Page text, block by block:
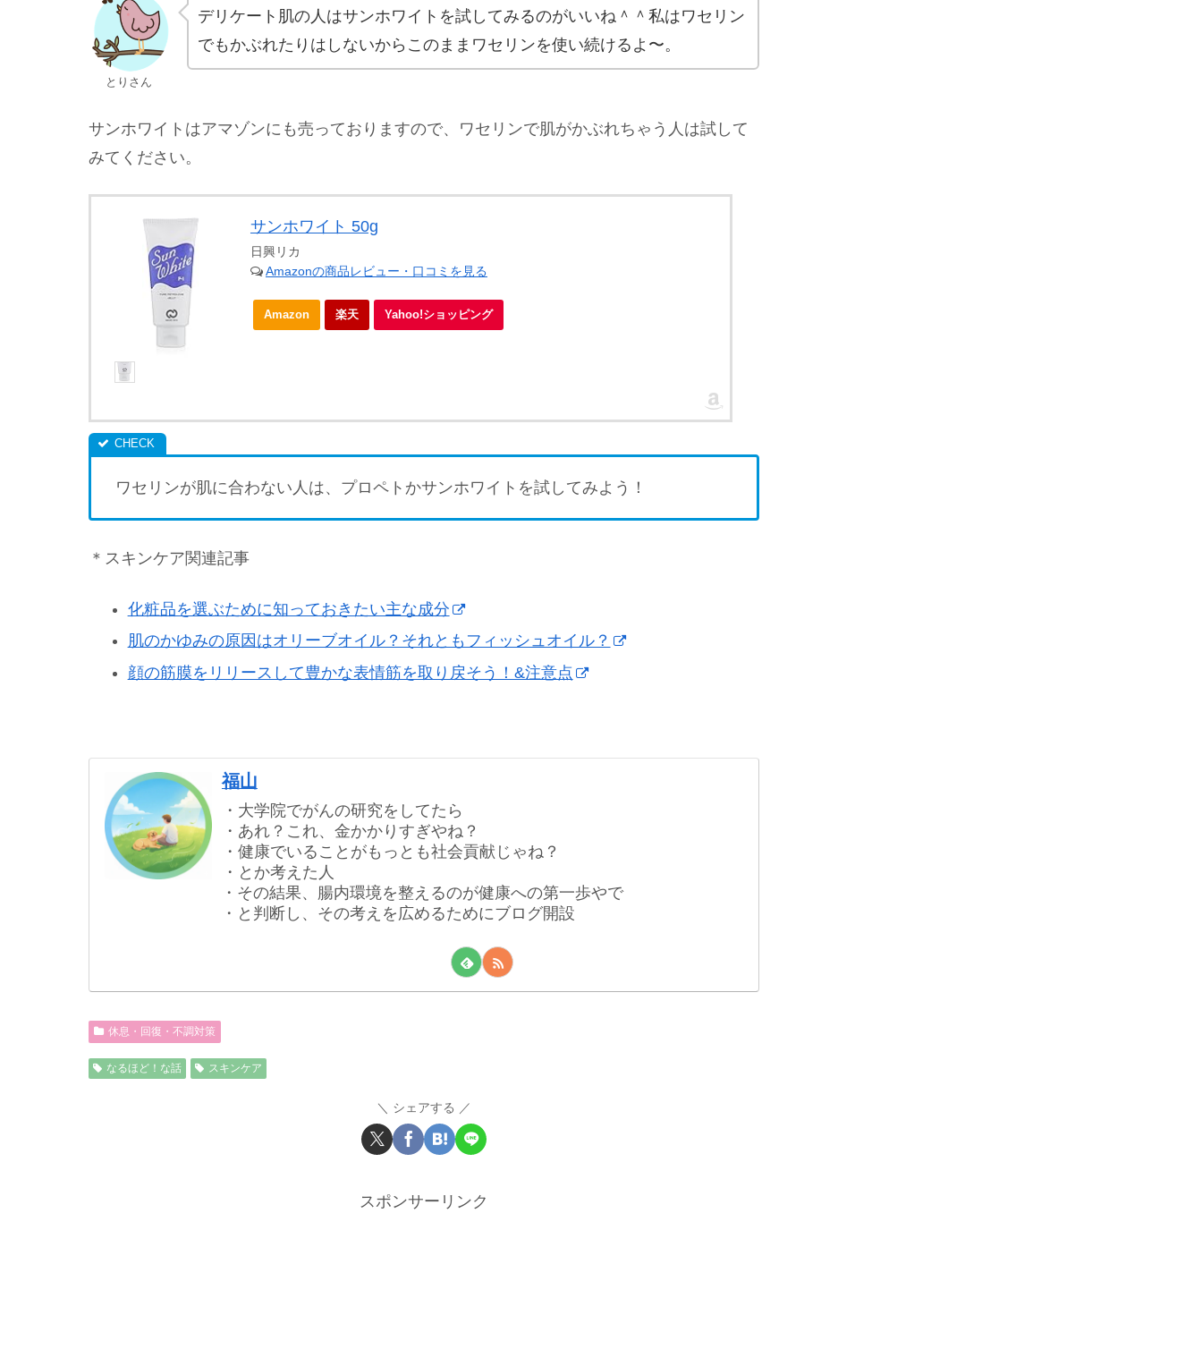
とりさん
デリケート肌の人はサンホワイトを試してみるのがいいね＾＾私はワセリン
でもかぶれたりはしないからこのままワセリンを使い続けるよ〜。
サンホワイトはアマゾンにも売っておりますので、ワセリンで肌がかぶれちゃう人は試して
みてください。
サンホワイト 50g
日興リカ
Amazonの商品レビュー・口コミを見る
Amazon 楽天 Yahoo!ショッピング
ワセリンが肌に合わない人は、プロペトかサンホワイトを試してみよう！
＊スキンケア関連記事
化粧品を選ぶために知っておきたい主な成分
肌のかゆみの原因はオリーブオイル？それともフィッシュオイル？
顔の筋膜をリリースして豊かな表情筋を取り戻そう！&注意点
福山
・大学院でがんの研究をしてたら
・あれ？これ、金かかりすぎやね？
・健康でいることがもっとも社会貢献じゃね？
・とか考えた人
・その結果、腸内環境を整えるのが健康への第一歩やで
・と判断し、その考えを広めるためにブログ開設
休息・回復・不調対策
なるほど！な話 スキンケア
シェアする
スポンサーリンク